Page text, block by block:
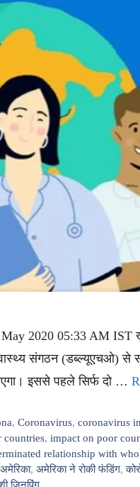
2020 05:33 AM IST
संगठन (डब्ल्यूएचओ)
इससे पहले सिर्फ दो …
,Coronavirus,coronavirus
countries, impact on poor
relationship with who
अमेरिका, अमेरिका ने रोकी फंडिंग,
जिनपिंग